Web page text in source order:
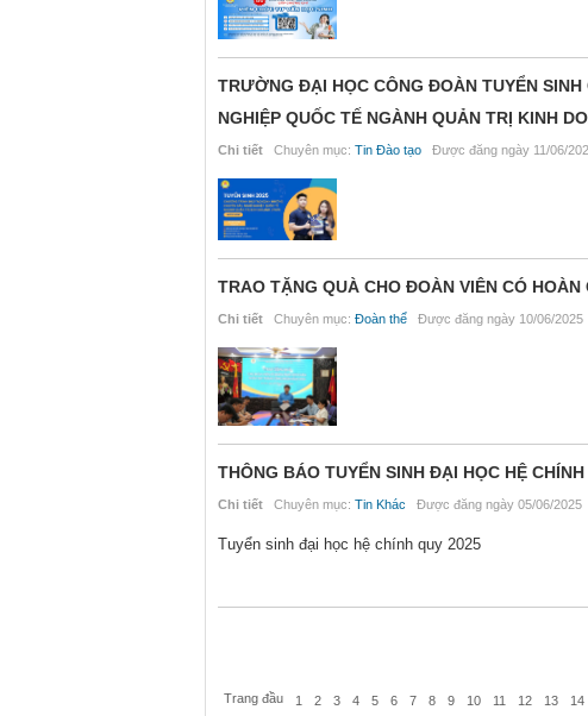
TRƯỜNG ĐẠI HỌC CÔNG ĐOÀN TUYỂN
NGHIỆP QUỐC TẾ NGÀNH QUẢN TRỊ KINH
Chi tiết Chuyên mục: Tin Đào tạo Được đăng ngày 11/06/
TRAO TẶNG QUÀ CHO ĐOÀN VIÊN CÓ
Chi tiết Chuyên mục: Đoàn thể Được đăng ngày 10/06/
THÔNG BÁO TUYỂN SINH ĐẠI HỌC HỆ
Chi tiết Chuyên mục: Tin Khác Được đăng ngày 05/06/
Tuyển sinh đại học hệ chính quy 2025
Trang đầu 1 2 3 4 5 6 7 8 9 10 11 12 13 14